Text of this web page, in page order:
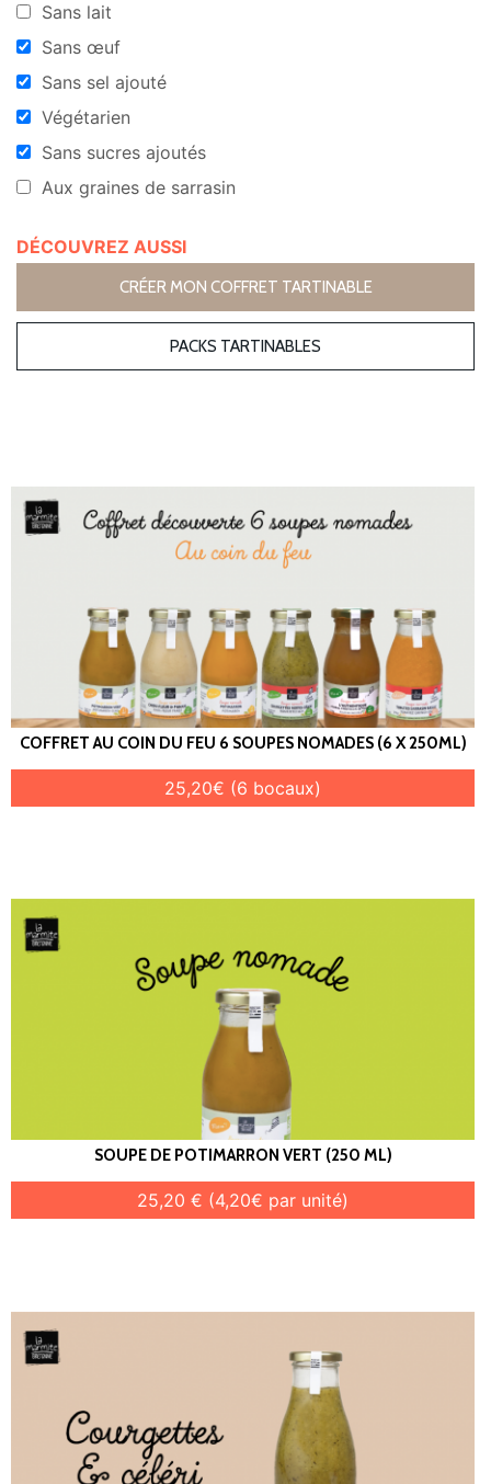
COFFRET AU COIN DU FEU 6 SOUPES NOMADES (6 X 250ML)
25,20€ (6 bocaux)
SOUPE DE POTIMARRON VERT (250 ML)
25,20 € (4,20€ par unité)
Sans lait
Sans œuf
Sans sel ajouté
Végétarien
Sans sucres ajoutés
Aux graines de sarrasin
DÉCOUVREZ AUSSI
CRÉER MON COFFRET TARTINABLE
PACKS TARTINABLES